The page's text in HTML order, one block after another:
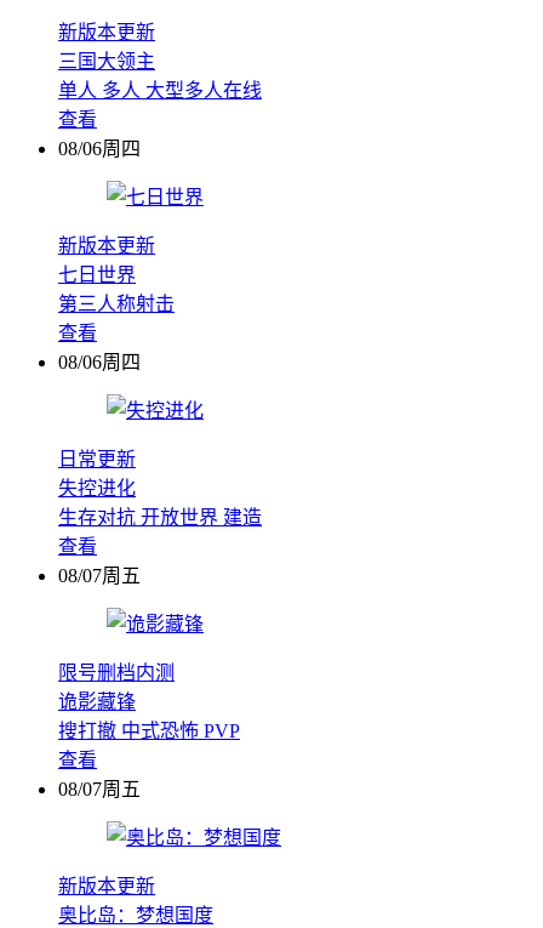
新版本更新
三国大领主
单人 多人 大型多人在线
查看
08/06周四
新版本更新
七日世界
第三人称射击
查看
08/06周四
日常更新
失控进化
生存对抗 开放世界 建造
查看
08/07周五
限号删档内测
诡影藏锋
搜打撤 中式恐怖 PVP
查看
08/07周五
新版本更新
奥比岛：梦想国度